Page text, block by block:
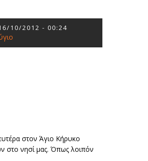
10/2012 - 00:24
στον Άγιο Κήρυκο
στο νησί μας. Όπως λοιπόν